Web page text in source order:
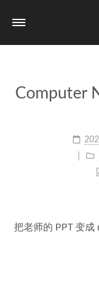
Computer
把老师的 PPT 变成